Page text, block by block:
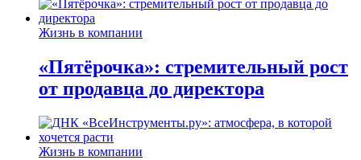
Жизнь в компании
«Пятёрочка»: стремительный рост
от продавца до директора
Жизнь в компании